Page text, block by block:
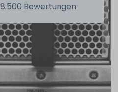
8.500 Bewertungen